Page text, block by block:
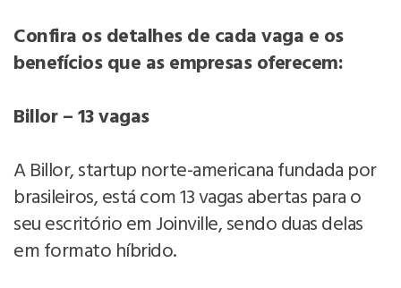
Confira os detalhes de cada vaga e os
benefícios que as empresas oferecem:
Billor – 13 vagas
A Billor, startup norte-americana fundada por
brasileiros, está com 13 vagas abertas para o
seu escritório em Joinville, sendo duas delas
em formato híbrido.